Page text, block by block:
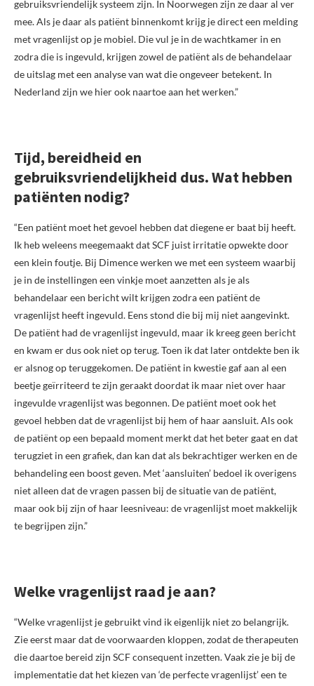
gebruiksvriendelijk systeem zijn. In Noorwegen zijn ze daar al ver
mee. Als je daar als patiënt binnenkomt krijg je direct een melding
met vragenlijst op je mobiel. Die vul je in de wachtkamer in en
zodra die is ingevuld, krijgen zowel de patiënt als de behandelaar
de uitslag met een analyse van wat die ongeveer betekent. In
Nederland zijn we hier ook naartoe aan het werken.”
Tijd, bereidheid en
gebruiksvriendelijkheid dus. Wat hebben
patiënten nodig?
“Een patiënt moet het gevoel hebben dat diegene er baat bij heeft.
Ik heb weleens meegemaakt dat SCF juist irritatie opwekte door
een klein foutje. Bij Dimence werken we met een systeem waarbij
je in de instellingen een vinkje moet aanzetten als je als
behandelaar een bericht wilt krijgen zodra een patiënt de
vragenlijst heeft ingevuld. Eens stond die bij mij niet aangevinkt.
De patiënt had de vragenlijst ingevuld, maar ik kreeg geen bericht
en kwam er dus ook niet op terug. Toen ik dat later ontdekte ben ik
er alsnog op teruggekomen. De patiënt in kwestie gaf aan al een
beetje geïrriteerd te zijn geraakt doordat ik maar niet over haar
ingevulde vragenlijst was begonnen. De patiënt moet ook het
gevoel hebben dat de vragenlijst bij hem of haar aansluit. Als ook
de patiënt op een bepaald moment merkt dat het beter gaat en dat
terugziet in een grafiek, dan kan dat als bekrachtiger werken en de
behandeling een boost geven. Met ‘aansluiten’ bedoel ik overigens
niet alleen dat de vragen passen bij de situatie van de patiënt,
maar ook bij zijn of haar leesniveau: de vragenlijst moet makkelijk
te begrijpen zijn.”
Welke vragenlijst raad je aan?
“Welke vragenlijst je gebruikt vind ik eigenlijk niet zo belangrijk.
Zie eerst maar dat de voorwaarden kloppen, zodat de therapeuten
die daartoe bereid zijn SCF consequent inzetten. Vaak zie je bij de
implementatie dat het kiezen van ‘de perfecte vragenlijst’ een te